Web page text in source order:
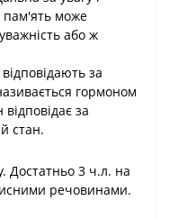
пам'ять може
або ж
за
гормоном
за
стан.
Достатньо 3 ч.л. на
речовинами.